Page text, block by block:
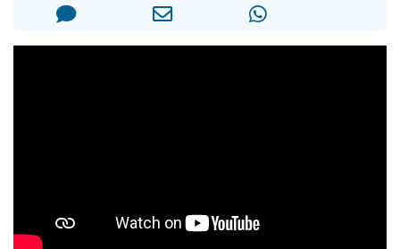
Ariel vient de donner son Maasser